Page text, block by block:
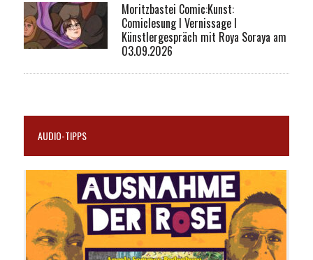
Moritzbastei Comic:Kunst:
Comiclesung I Vernissage I
Künstlergespräch mit Roya Soraya am
03.09.2026
AUDIO-TIPPS